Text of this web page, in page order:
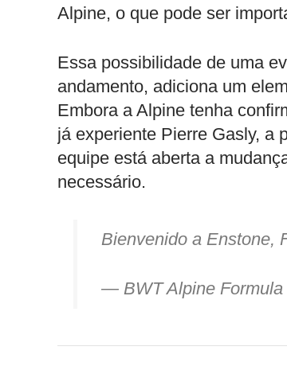
Alpine, o que pode ser
Essa possibilidade de uma
andamento, adiciona um
Embora a Alpine tenha
já experiente Pierre Gasly, a
equipe está aberta a
necessário.
Bienvenido a Enstone,
— BWT Alpine Formula